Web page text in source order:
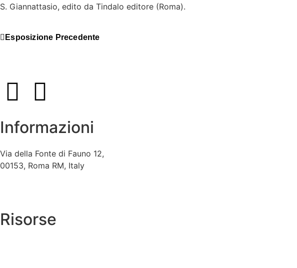
S. Giannattasio, edito da Tindalo editore (Roma).
Esposizione Precedente
Informazioni
Via della Fonte di Fauno 12,
00153, Roma RM, Italy
Risorse